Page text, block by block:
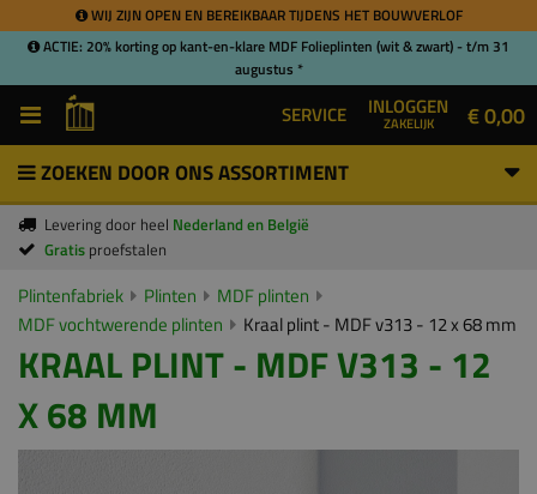
WIJ ZIJN OPEN EN BEREIKBAAR TIJDENS HET BOUWVERLOF
ACTIE: 20% korting op kant-en-klare MDF Folieplinten (wit & zwart) - t/m 31
augustus *
SERVICE INLOGGEN
ZAKELIJK € 0,00
ZOEKEN DOOR ONS ASSORTIMENT
Levering door heel Nederland en België
Gratis proefstalen
Plintenfabriek Plinten
MDF plinten
MDF vochtwerende plinten
Kraal plint - MDF v313 - 12 x 68 mm
KRAAL PLINT - MDF V313 - 12
X 68 MM